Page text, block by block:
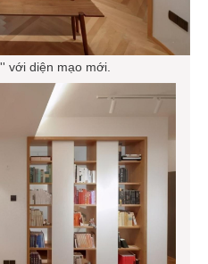
với diện mạo mới.